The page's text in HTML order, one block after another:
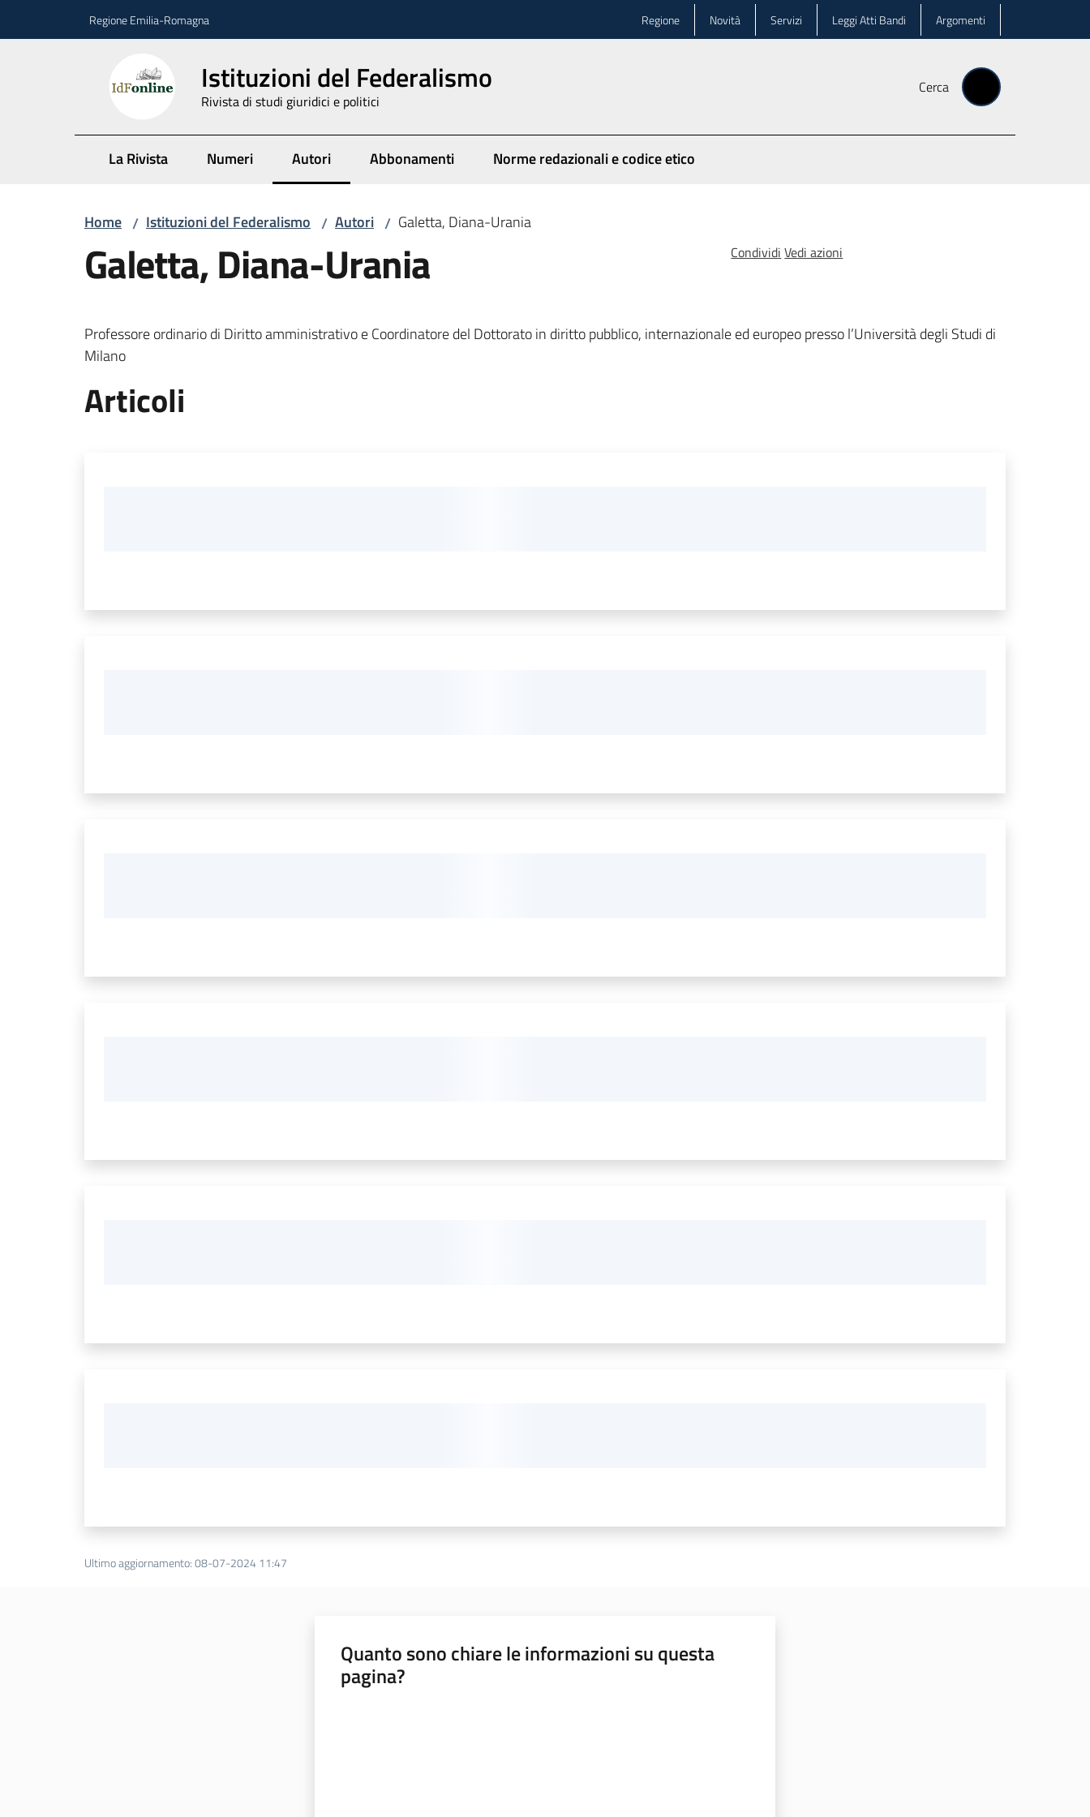
Regione Emilia-Romagna Regione Novità Servizi Leggi Atti Bandi Argomenti
Istituzioni del Federalismo
Rivista di studi giuridici e politici
Cerca
La Rivista Numeri Autori
Menu selezionatoAbbonamenti Norme redazionali e codice etico
Home / Istituzioni del Federalismo / Autori / Galetta, Diana-Urania
Galetta, Diana-Urania Condividi Vedi azioni
Professore ordinario di Diritto amministrativo e Coordinatore del Dottorato in diritto pubblico, internazionale ed europeo presso l’Università degli Studi di
Milano
Articoli
Ultimo aggiornamento:08-07-2024 11:47
Quanto sono chiare le informazioni su questa
pagina?